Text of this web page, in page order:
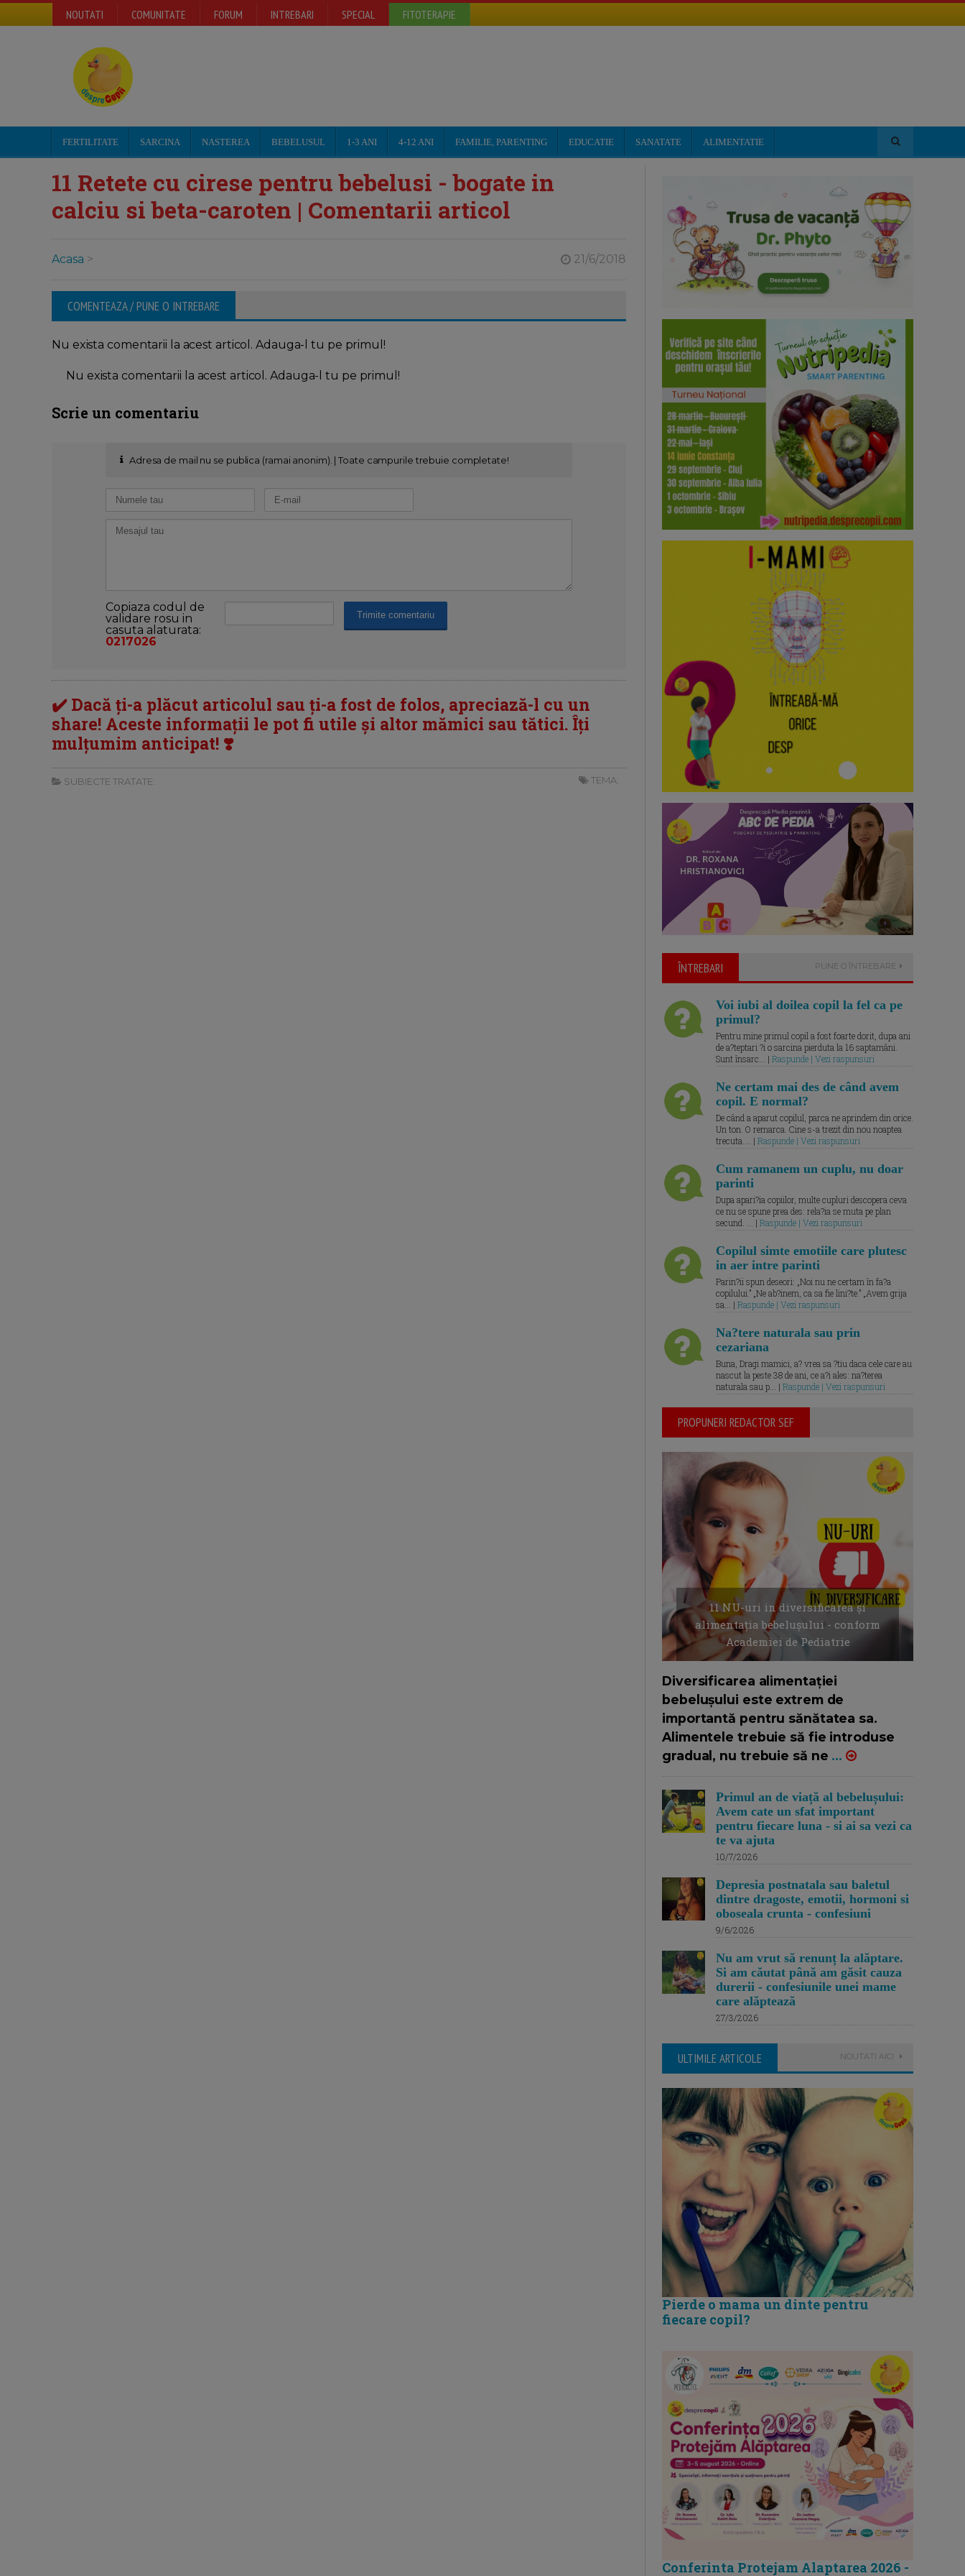
NOUTATI COMUNITATE FORUM INTREBARI SPECIAL FITOTERAPIE
FERTILITATE SARCINA NASTEREA BEBELUSUL 1-3 ANI 4-12 ANI FAMILIE, PARENTING EDUCATIE SANATATE ALIMENTATIE
11 Retete cu cirese pentru bebelusi - bogate in
calciu si beta-caroten | Comentarii articol
Acasa > 21/6/2018
COMENTEAZA / PUNE O INTREBARE
Nu exista comentarii la acest articol. Adauga-l tu pe primul!
Nu exista comentarii la acest articol. Adauga-l tu pe primul!
Scrie un comentariu
Adresa de mail nu se publica (ramai anonim). | Toate campurile trebuie completate!
Copiaza codul de
validare rosu in
casuta alaturata:
0217026
✔️ Dacă ți-a plăcut articolul sau ți-a fost de folos, apreciază-l cu un
share! Aceste informații le pot fi utile și altor mămici sau tătici. Îți
mulțumim anticipat! ❣️
SUBIECTE TRATATE: TEMA:
ÎNTREBARI PUNE O ÎNTREBARE
Voi iubi al doilea copil la fel ca pe
primul?
Pentru mine primul copil a fost foarte dorit, dupa ani
de a?teptari ?i o sarcina pierduta la 16 saptamâni.
Sunt însarc... | Raspunde | Vezi raspunsuri
Ne certam mai des de când avem
copil. E normal?
De când a aparut copilul, parca ne aprindem din orice.
Un ton. O remarca. Cine s-a trezit din nou noaptea
trecuta.... | Raspunde | Vezi raspunsuri
Cum ramanem un cuplu, nu doar
parinti
Dupa apari?ia copiilor, multe cupluri descopera ceva
ce nu se spune prea des: rela?ia se muta pe plan
secund. ... | Raspunde | Vezi raspunsuri
Copilul simte emotiile care plutesc
in aer intre parinti
Parin?ii spun deseori: „Noi nu ne certam în fa?a
copilului.” „Ne ab?inem, ca sa fie lini?te.” „Avem grija
sa... | Raspunde | Vezi raspunsuri
Na?tere naturala sau prin
cezariana
Buna, Dragi mamici, a? vrea sa ?tiu daca cele care au
nascut la peste 38 de ani, ce a?i ales: na?terea
naturala sau p... | Raspunde | Vezi raspunsuri
PROPUNERI REDACTOR SEF
11 NU-uri in diversificarea și
alimentația bebelușului - conform
Academiei de Pediatrie
Diversificarea alimentației
bebelușului este extrem de
importantă pentru sănătatea sa.
Alimentele trebuie să fie introduse
gradual, nu trebuie să ne ...
Primul an de viață al bebelușului:
Avem cate un sfat important
pentru fiecare luna - si ai sa vezi ca
te va ajuta
10/7/2026
Depresia postnatala sau baletul
dintre dragoste, emotii, hormoni si
oboseala crunta - confesiuni
9/6/2026
Nu am vrut să renunț la alăptare.
Si am căutat până am găsit cauza
durerii - confesiunile unei mame
care alăptează
27/3/2026
ULTIMILE ARTICOLE NOUTATI AICI
Pierde o mama un dinte pentru
fiecare copil?
Conferinta Protejam Alaptarea 2026 -